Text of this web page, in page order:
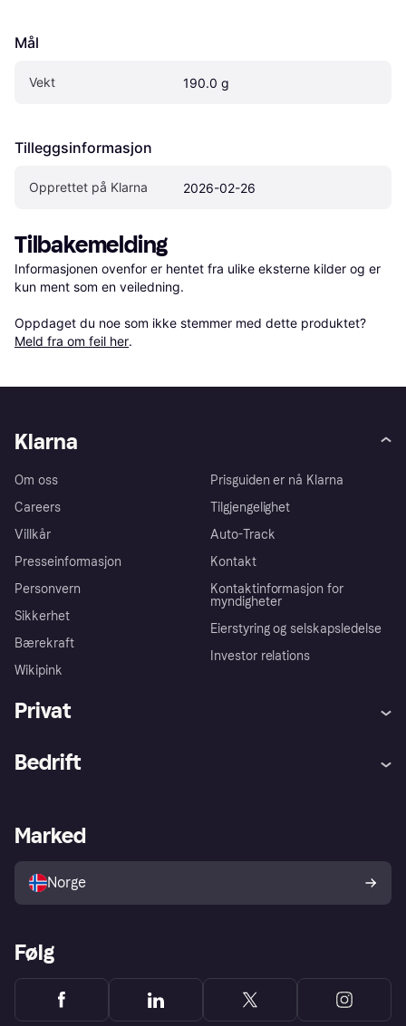
Mål
Vekt 190.0 g
Tilleggsinformasjon
Opprettet på Klarna 2026-02-26
Tilbakemelding
Informasjonen ovenfor er hentet fra ulike eksterne kilder og er
kun ment som en veiledning.
Oppdaget du noe som ikke stemmer med dette produktet?
Meld fra om feil her.
Klarna
Om oss
Careers
Villkår
Presseinformasjon
Personvern
Sikkerhet
Bærekraft
Wikipink
Prisguiden er nå Klarna
Tilgjengelighet
Auto-Track
Kontakt
Kontaktinformasjon for
myndigheter
Eierstyring og selskapsledelse
Investor relations
Privat
Utforsk butikker
Bedrift
Merchant portal
Marked
Norge
Følg